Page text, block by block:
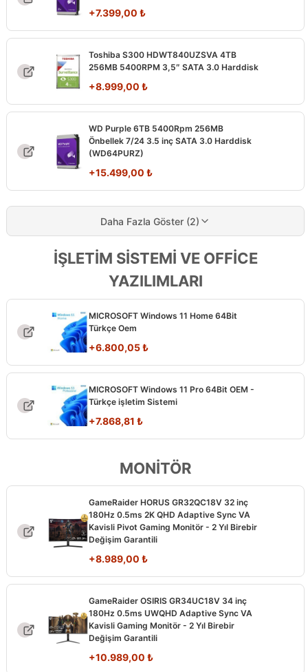
+7.399,00 ₺
Toshiba S300 HDWT840UZSVA 4TB
256MB 5400RPM 3,5″ SATA 3.0 Harddisk
+8.999,00 ₺
WD Purple 6TB 5400Rpm 256MB
Önbellek 7/24 3.5 inç SATA 3.0 Harddisk
(WD64PURZ)
+15.499,00 ₺
Daha Fazla Göster (2)
İŞLETİM SİSTEMİ VE OFFİCE
YAZILIMLARI
MICROSOFT Windows 11 Home 64Bit
Türkçe Oem
+6.800,05₺
MICROSOFT Windows 11 Pro 64Bit OEM -
Türkçe işletim Sistemi
+7.868,81 ₺
MONİTÖR
GameRaider HORUS GR32QC18V 32 inç
180Hz 0.5ms 2K QHD Adaptive Sync VA
Kavisli Pivot Gaming Monitör - 2 Yıl Birebir
Değişim Garantili
+8.989,00 ₺
GameRaider OSIRIS GR34UC18V 34 inç
180Hz 0.5ms UWQHD Adaptive Sync VA
Kavisli Gaming Monitör - 2 Yıl Birebir
Değişim Garantili
+10.989,00 ₺